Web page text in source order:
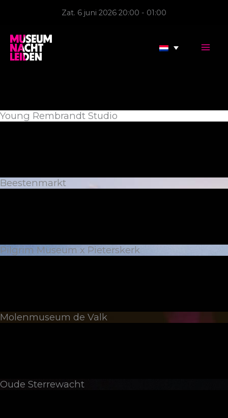
de
inhoud
Zat. 6 juni 2026 20:00 - 01:00
Young Rembrandt Studio
Beestenmarkt
Pilgrim Museum x Pieterskerk
Molenmuseum de Valk
Oude Sterrewacht